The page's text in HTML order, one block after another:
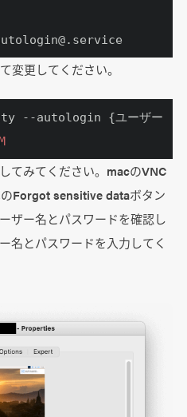
変更してください。
--autologin {ユーザー
てみてください。macのVNC
Forgot sensitive dataボタン
ザー名とパスワードを確認し
名とパスワードを入力してく